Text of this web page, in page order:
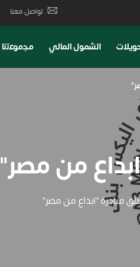
تواصل معنا
الشمول المالي ﻣﺟﻣوﻋﺗﻧﺎ
من مصر"
مبادرة "ابداع من مصر"